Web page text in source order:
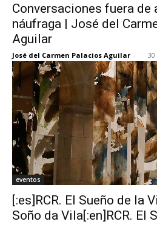
Conversaciones fuera de
náufraga | José del
Aguilar
José del Carmen Palacios Aguilar - 30
eventos
[:es]RCR. El Sueño de la
Soño da Vila[:en]RCR. El